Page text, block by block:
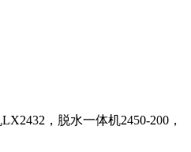
，脱水一体机2450-200，